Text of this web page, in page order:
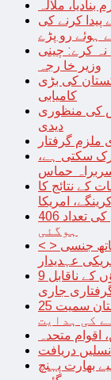
ملالہ
پیدا کرنے کی
ہوئے رو پڑے
نہ کرے: چینی
وزیر خا رجہ
کی بڑی
کامیابی
کی منظوری
دیدی
ملزم گرفتار
رک سکتی ہے،
حماس
کے نتائج کا
امریکا
غزہ کے آپریشن میں ہلاک اسرائیلی فوجیوں کی تعداد 406
ہوگئی
< > اسرائیلی فوج نے جیل میں فلسطینی بچے کیساتھ جنسی
عہدیدار
9 مئی جلاؤگھیراؤ کیس: 8 پی ٹی آئی رہنماؤں کے ناقابل
جاری
سعودی عرب کی اپنے شہریوں کو پاکستان سمیت 25
کی ہدایت
متحدہ
دریافت
بھارت پہنچ